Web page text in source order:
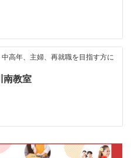
高年、主婦、再就職を目指す方に
教室